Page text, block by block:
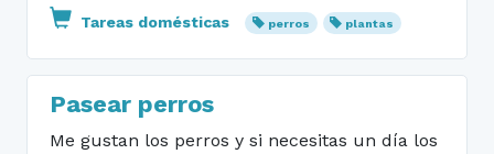
Tareas domésticas perros plantas
Pasear perros
Me gustan los perros y si necesitas un día los